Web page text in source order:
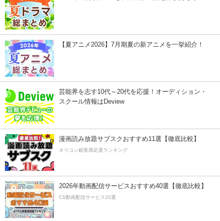
【夏アニメ2026】7月期夏の新アニメを一挙紹介！
芸能界を志す10代～20代を応援！オーディション・
スクール情報はDeview
漫画読み放題サブスクおすすめ11選【徹底比較】
オリコン顧客満足度ランキング
2026年動画配信サービスおすすめ40選【徹底比較】
CS動画配信サービス20選